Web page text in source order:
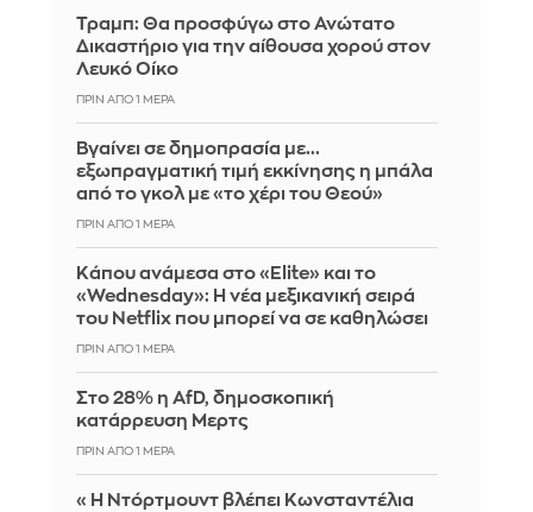
Τραμπ: Θα προσφύγω στο Ανώτατο
Δικαστήριο για την αίθουσα χορού στον
Λευκό Οίκο
ΠΡΙΝ ΑΠΌ 1 ΜΈΡΑ
Βγαίνει σε δημοπρασία με...
εξωπραγματική τιμή εκκίνησης η μπάλα
από το γκολ με «το χέρι του Θεού»
ΠΡΙΝ ΑΠΌ 1 ΜΈΡΑ
Κάπου ανάμεσα στο «Elite» και το
«Wednesday»: Η νέα μεξικανική σειρά
του Netflix που μπορεί να σε καθηλώσει
ΠΡΙΝ ΑΠΌ 1 ΜΈΡΑ
Στο 28% η AfD, δημοσκοπική
κατάρρευση Μερτς
ΠΡΙΝ ΑΠΌ 1 ΜΈΡΑ
«Η Ντόρτμουντ βλέπει Κωνσταντέλια